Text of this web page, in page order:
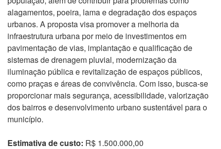
alagamentos, poeira, lama e degradação dos espaços
urbanos. A proposta visa promover a melhoria da
infraestrutura urbana por meio de investimentos em
pavimentação de vias, implantação e qualificação de
sistemas de drenagem pluvial, modernização da
iluminação pública e revitalização de espaços públicos,
como praças e áreas de convivência. Com isso, busca-se
proporcionar mais segurança, acessibilidade, valorização
dos bairros e desenvolvimento urbano sustentável para o
município.
Estimativa de custo: R$ 1.500.000,00